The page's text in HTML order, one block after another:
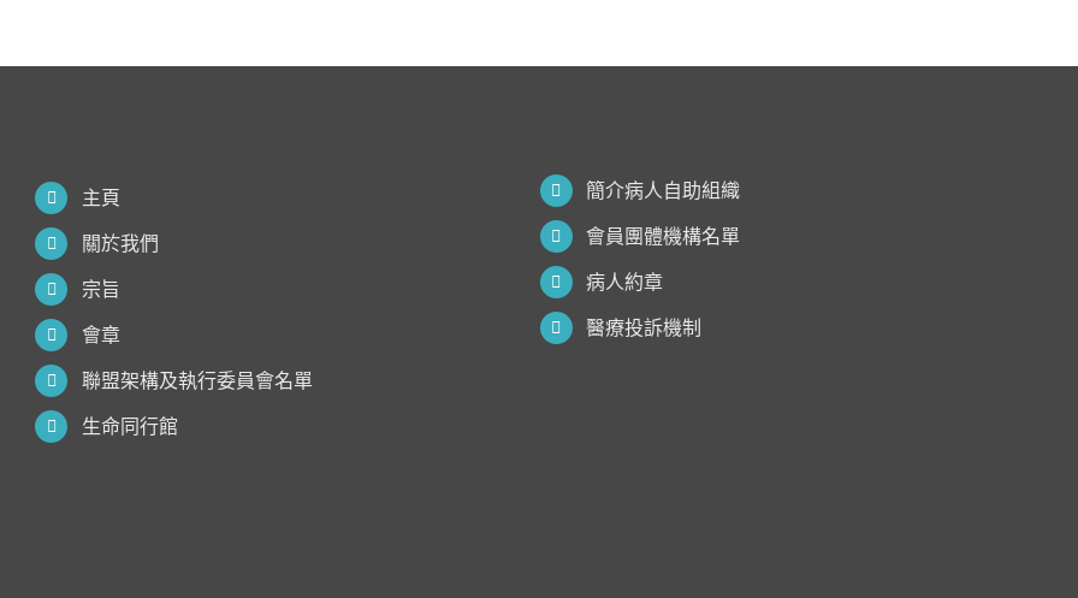
主頁
關於我們
宗旨
會章
聯盟架構及執行委員會名單
生命同行館
簡介病人自助組織
會員團體機構名單
病人約章
醫療投訴機制